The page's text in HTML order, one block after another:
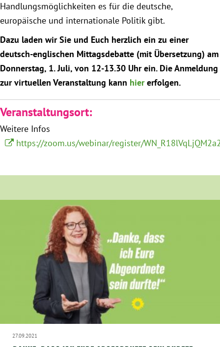
Handlungsmöglichkeiten es für die deutsche,
europäische und internationale Politik gibt.
Dazu laden wir Sie und Euch herzlich ein zu einer
deutsch-englischen Mittagsdebatte (mit Übersetzung) am
Donnerstag, 1. Juli, von 12-13.30 Uhr ein. Die Anmeldung
zur virtuellen Veranstaltung kann hiererfolgen.
Veranstaltungsort:
Weitere Infos
https://zoom.us/webinar/register/
27.09.2021